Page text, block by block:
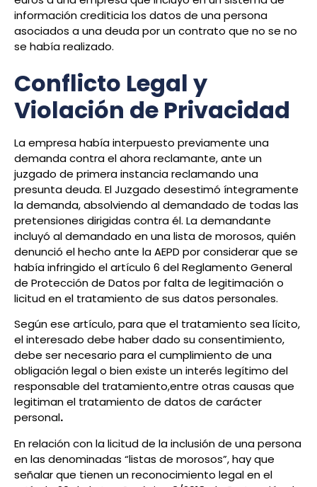
información crediticia los datos de una persona
asociados a una deuda por un contrato que no se no
se había realizado.
Conflicto Legal y
Violación de Privacidad
La empresa había interpuesto previamente una
demanda contra el ahora reclamante, ante un
juzgado de primera instancia reclamando una
presunta deuda. El Juzgado desestimó íntegramente
la demanda, absolviendo al demandado de todas las
pretensiones dirigidas contra él. La demandante
incluyó al demandado en una lista de morosos, quién
denunció el hecho ante la AEPD por considerar que se
había infringido el artículo 6 del Reglamento General
de Protección de Datos por falta de legitimación o
licitud en el tratamiento de sus datos personales.
Según ese artículo, para que el tratamiento sea lícito,
el interesado debe haber dado su consentimiento,
debe sernecesario para el cumplimiento de una
obligación legal o bien existe un interés legítimo del
responsable del tratamiento,entre otras causas que
legitiman el tratamiento de datos de carácter
personal.
En relación con la licitud de la inclusión de una persona
en las denominadas “listas de morosos”, hay que
señalar que tienen un reconocimiento legal en el